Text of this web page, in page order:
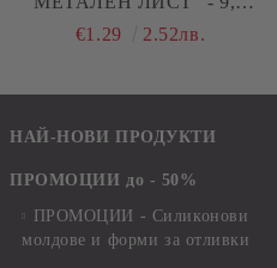
Х 9,00 СМ
€1.29 2.52лв.
НАЙ-НОВИ ПРОДУКТИ
ПРОМОЦИИ до - 50%
ПРОМОЦИИ - Силиконови
молдове и форми за отливки